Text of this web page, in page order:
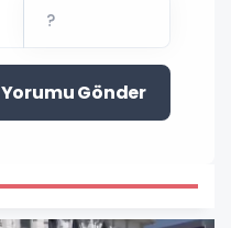
Yorumu Gönder